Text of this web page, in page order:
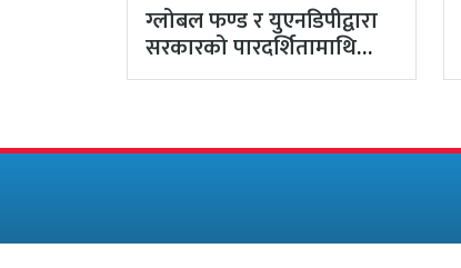
ग्लोबल फण्ड र युएनडिपीद्वारा
सरकारको पारदर्शितामाथि
नांगो प्रहार, नियमविपरीत